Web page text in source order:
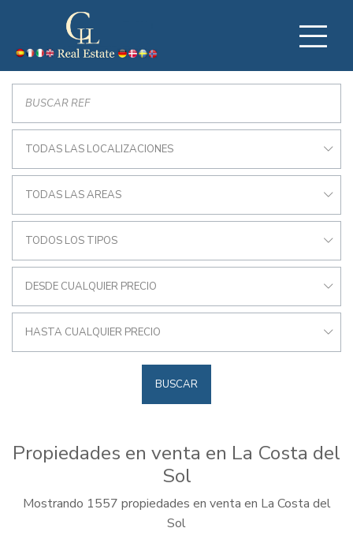
TODAS LAS LOCALIZACIONES
TODAS LAS AREAS
TODOS LOS TIPOS
DESDE CUALQUIER PRECIO
HASTA CUALQUIER PRECIO
BUSCAR
Propiedades en venta en La Costa del
Sol
Mostrando 1557 propiedades en venta en La Costa del
Sol